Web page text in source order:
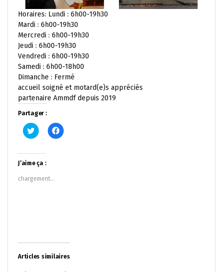
Horaires: Lundi : 6h00-19h30
Mardi : 6h00-19h30
Mercredi : 6h00-19h30
Jeudi : 6h00-19h30
Vendredi : 6h00-19h30
Samedi : 6h00-18h00
Dimanche : Fermé
accueil soigné et motard(e)s appréciés
partenaire Ammdf depuis 2019
Partager :
Cliquez
pour
Twitter(ouvre
dans
une
nouvelle
fenêtre)
Cliquez
pour
J’aime ça :
chargement…
Articles similaires